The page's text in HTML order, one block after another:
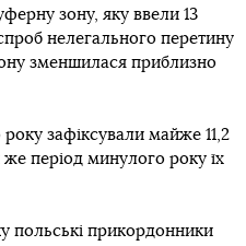
зону, яку ввели 13
нелегального перетину
зменшилася приблизно
зафіксували майже 11,2
же період минулого року їх
польські прикордонники